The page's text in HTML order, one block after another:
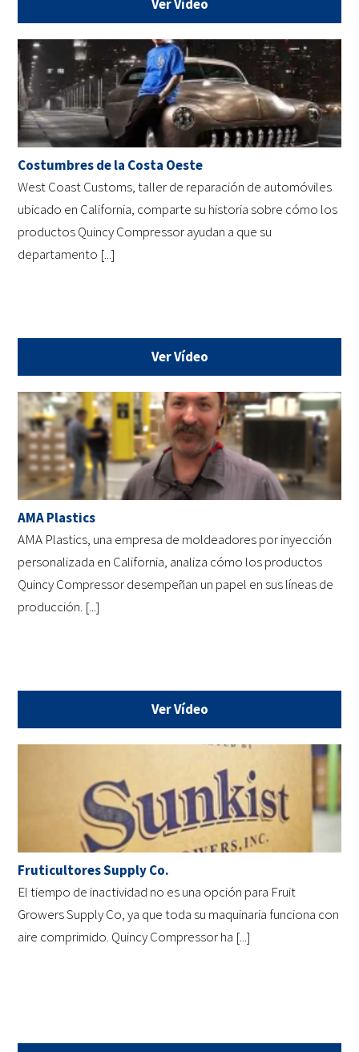
Ver Vídeo
Costumbres de la Costa Oeste
West Coast Customs, taller de reparación de automóviles
ubicado en California, comparte su historia sobre cómo los
productos Quincy Compressor ayudan a que su
departamento [...]
Ver Vídeo
AMA Plastics
AMA Plastics, una empresa de moldeadores por inyección
personalizada en California, analiza cómo los productos
Quincy Compressor desempeñan un papel en sus líneas de
producción. [...]
Ver Vídeo
Fruticultores Supply Co.
El tiempo de inactividad no es una opción para Fruit
Growers Supply Co, ya que toda su maquinaria funciona con
aire comprimido. Quincy Compressor ha [...]